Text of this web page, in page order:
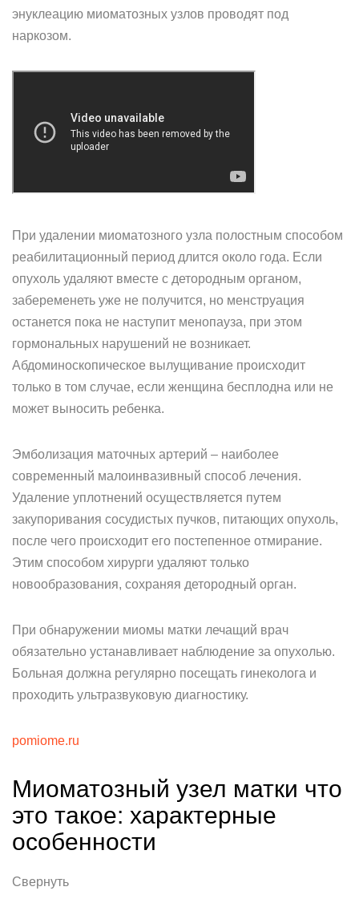
энуклеацию миоматозных узлов проводят под
наркозом.
При удалении миоматозного узла полостным способом
реабилитационный период длится около года. Если
опухоль удаляют вместе с детородным органом,
забеременеть уже не получится, но менструация
останется пока не наступит менопауза, при этом
гормональных нарушений не возникает.
Абдоминоскопическое вылущивание происходит
только в том случае, если женщина бесплодна или не
может выносить ребенка.
Эмболизация маточных артерий – наиболее
современный малоинвазивный способ лечения.
Удаление уплотнений осуществляется путем
закупоривания сосудистых пучков, питающих опухоль,
после чего происходит его постепенное отмирание.
Этим способом хирурги удаляют только
новообразования, сохраняя детородный орган.
При обнаружении миомы матки лечащий врач
обязательно устанавливает наблюдение за опухолью.
Больная должна регулярно посещать гинеколога и
проходить ультразвуковую диагностику.
pomiome.ru
Миоматозный узел матки что
это такое: характерные
особенности
Свернуть